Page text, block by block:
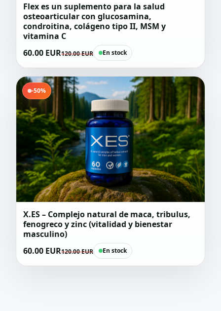
Flex es un suplemento para la salud
osteoarticular con glucosamina,
condroitina, colágeno tipo II, MSM y
vitamina C
60.00 EUR120.00 EUR En stock
-50%
X.ES – Complejo natural de maca, tribulus,
fenogreco y zinc (vitalidad y bienestar
masculino)
60.00 EUR120.00 EUR En stock